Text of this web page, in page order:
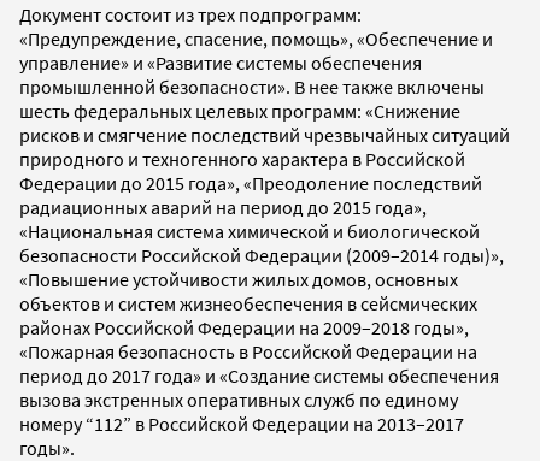
Документ состоит из трех подпрограмм:
«Предупреждение, спасение, помощь», «Обеспечение и
управление» и «Развитие системы обеспечения
промышленной безопасности». В нее также включены
шесть федеральных целевых программ: «Снижение
рисков и смягчение последствий чрезвычайных ситуаций
природного и техногенного характера в Российской
Федерации до 2015 года», «Преодоление последствий
радиационных аварий на период до 2015 года»,
«Национальная система химической и биологической
безопасности Российской Федерации (2009–2014 годы)»,
«Повышение устойчивости жилых домов, основных
объектов и систем жизнеобеспечения в сейсмических
районах Российской Федерации на 2009–2018 годы»,
«Пожарная безопасность в Российской Федерации на
период до 2017 года» и «Создание системы обеспечения
вызова экстренных оперативных служб по единому
номеру “112” в Российской Федерации на 2013–2017
годы».